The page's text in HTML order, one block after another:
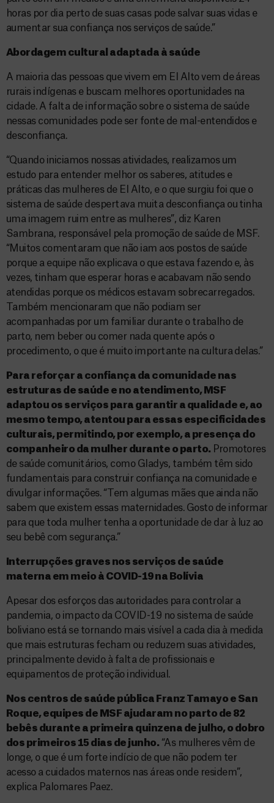
horas por dia perto de suas casas pode salvar suas vidas e
aumentar sua confiança nos serviços de saúde.”
Abordagem cultural adaptada à saúde
A maioria das pessoas que vivem em El Alto vem de áreas
rurais indígenas e buscam melhores oportunidades na
cidade. A falta de informação sobre o sistema de saúde
nessas comunidades pode ser fonte de mal-entendidos e
desconfiança.
“Quando iniciamos nossas atividades, realizamos um
estudo para entender melhor os saberes, atitudes e
práticas das mulheres de El Alto, e o que surgiu foi que o
sistema de saúde despertava muita desconfiança ou tinha
uma imagem ruim entre as mulheres”, diz Karen
Sambrana, responsável pela promoção de saúde de MSF.
“Muitos comentaram que não iam aos postos de saúde
porque a equipe não explicava o que estava fazendo e, às
vezes, tinham que esperar horas e acabavam não sendo
atendidas porque os médicos estavam sobrecarregados.
Também mencionaram que não podiam ser
acompanhadas por um familiar durante o trabalho de
parto, nem beber ou comer nada quente após o
procedimento, o que é muito importante na cultura delas.”
Para reforçar a confiança da comunidade nas
estruturas de saúde e no atendimento, MSF
adaptou os serviços para garantir a qualidade e, ao
mesmo tempo, atentou para essas especificidades
culturais, permitindo, por exemplo, a presença do
companheiro da mulher durante o parto. Promotores
de saúde comunitários, como Gladys, também têm sido
fundamentais para construir confiança na comunidade e
divulgar informações. “Tem algumas mães que ainda não
sabem que existem essas maternidades. Gosto de informar
para que toda mulher tenha a oportunidade de dar à luz ao
seu bebê com segurança.”
Interrupções graves nos serviços de saúde
materna em meio à COVID-19 na Bolívia
Apesar dos esforços das autoridades para controlar a
pandemia, o impacto da COVID-19 no sistema de saúde
boliviano está se tornando mais visível a cada dia à medida
que mais estruturas fecham ou reduzem suas atividades,
principalmente devido à falta de profissionais e
equipamentos de proteção individual.
Nos centros de saúde pública Franz Tamayo e San
Roque, equipes de MSF ajudaram no parto de 82
bebês durante a primeira quinzena de julho, o dobro
dos primeiros 15 dias de junho. “As mulheres vêm de
longe, o que é um forte indício de que não podem ter
acesso a cuidados maternos nas áreas onde residem”,
explica Palomares Paez.